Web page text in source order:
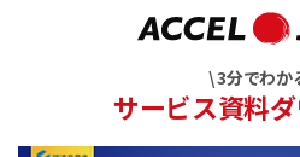
\ 3分でわか
サービス資料